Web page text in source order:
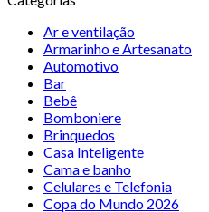
Ar e ventilação
Armarinho e Artesanato
Automotivo
Bar
Bebê
Bomboniere
Brinquedos
Casa Inteligente
Cama e banho
Celulares e Telefonia
Copa do Mundo 2026